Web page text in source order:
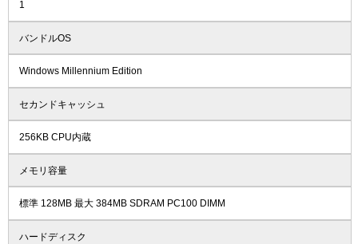
1
バンドルOS
Windows Millennium Edition
セカンドキャッシュ
256KB CPU内蔵
メモリ容量
標準 128MB 最大 384MB SDRAM PC100 DIMM
ハードディスク